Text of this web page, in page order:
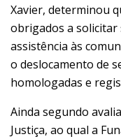
Xavier, determinou
obrigados a
assistência às
o deslocamento de
homologadas e
Ainda segundo
Justiça, ao qual a